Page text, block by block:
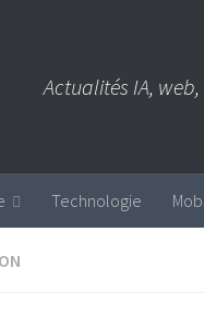
Actualités IA,
Technologie